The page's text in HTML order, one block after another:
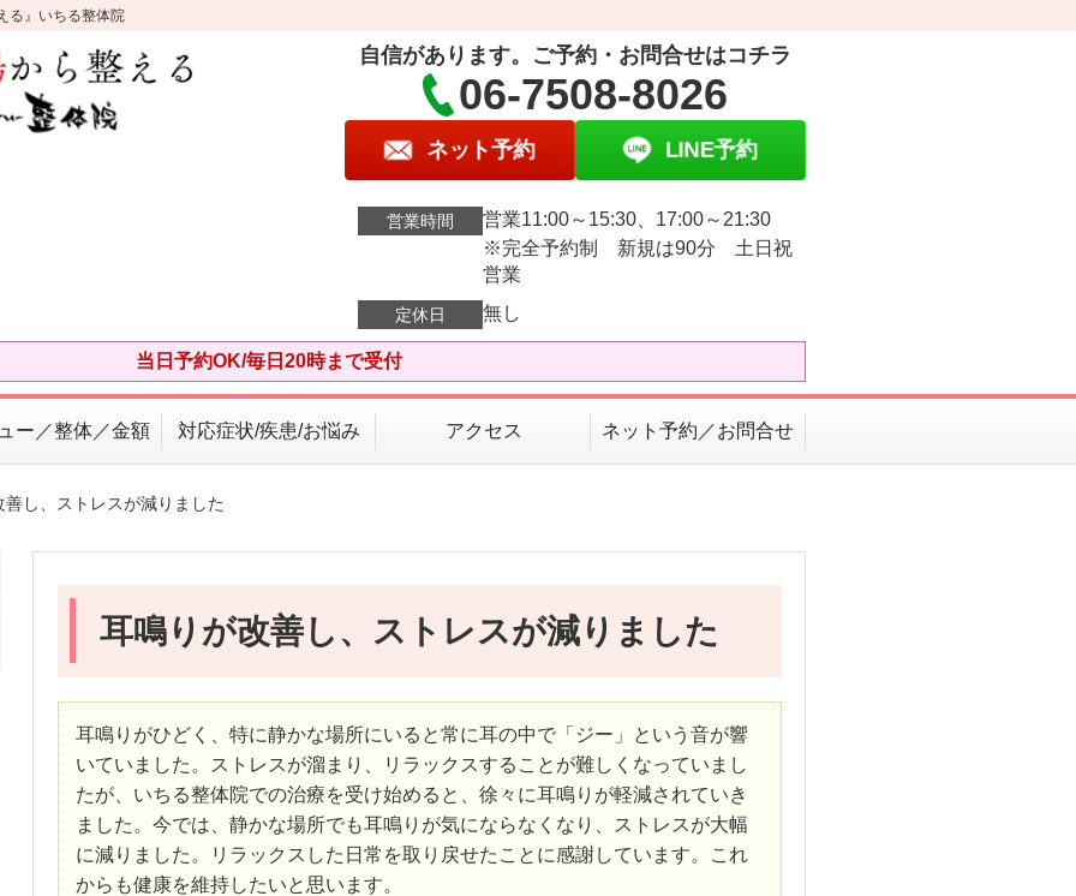
る』いちる整体院
自信があります。ご予約・お問合せはコチラ
06-7508-8026
ネット予約 LINE予約
営業時間
営業11:00～15:30、17:00～21:30
※完全予約制 新規は90分 土日祝
営業
定休日 無し
当日予約OK/毎日20時まで受付
ー／整体／金額 対応症状/疾患/お悩み アクセス ネット予約／お問合せ
し、ストレスが減りました
耳鳴りが改善し、ストレスが減りました
耳鳴りがひどく、特に静かな場所にいると常に耳の中で「ジー」という音が響
いていました。ストレスが溜まり、リラックスすることが難しくなっていまし
たが、いちる整体院での治療を受け始めると、徐々に耳鳴りが軽減されていき
ました。今では、静かな場所でも耳鳴りが気にならなくなり、ストレスが大幅
に減りました。リラックスした日常を取り戻せたことに感謝しています。これ
からも健康を維持したいと思います。